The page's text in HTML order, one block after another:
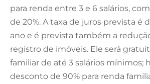
para renda entre 3 e 6 salários,
de 20%. A taxa de juros prevista é
ano e é prevista também a
registro de imóveis. Ele será
familiar de até 3 salários mínimos;
desconto de 90% para renda